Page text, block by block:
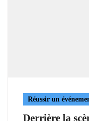
Réussir un
Derrière la